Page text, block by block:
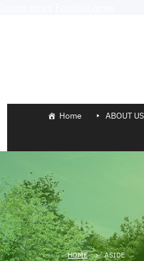
Home ABOUT US
HOME ASIDE